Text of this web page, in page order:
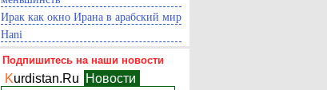
Ирак как окно Ирана в арабский мир
Hani
Подпишитесь на наши новости
Kurdistan.Ru Новости